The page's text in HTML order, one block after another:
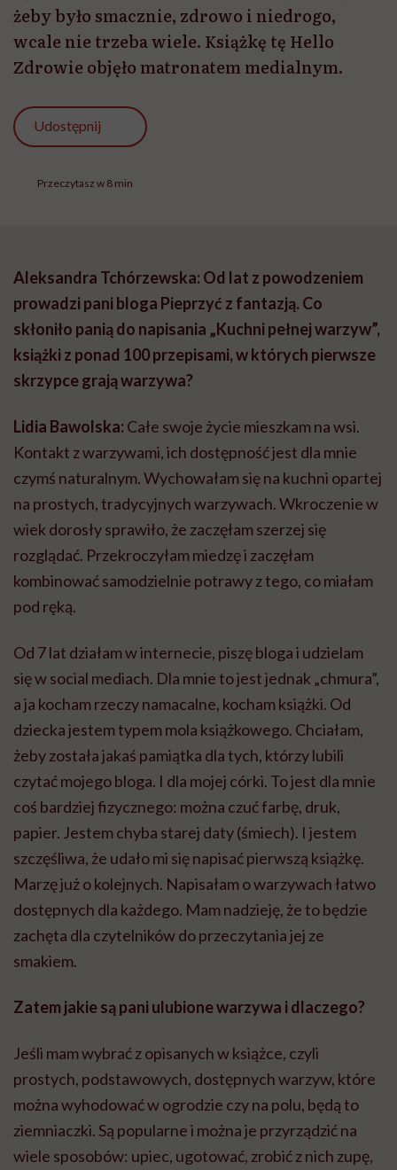
żeby było smacznie, zdrowo i niedrogo,
wcale nie trzeba wiele. Książkę tę Hello
Zdrowie objęło matronatem medialnym.
Udostępnij
Przeczytasz w 8 min
Aleksandra Tchórzewska: Od lat z powodzeniem
prowadzi pani bloga Pieprzyć z fantazją. Co
skłoniło panią do napisania „Kuchni pełnej warzyw”,
książki z ponad 100 przepisami, w których pierwsze
skrzypce grają warzywa?
Lidia Bawolska: Całe swoje życie mieszkam na wsi.
Kontakt z warzywami, ich dostępność jest dla mnie
czymś naturalnym. Wychowałam się na kuchni opartej
na prostych, tradycyjnych warzywach. Wkroczenie w
wiek dorosły sprawiło, że zaczęłam szerzej się
rozglądać. Przekroczyłam miedzę i zaczęłam
kombinować samodzielnie potrawy z tego, co miałam
pod ręką.
Od 7 lat działam w internecie, piszę bloga i udzielam
się w social mediach. Dla mnie to jest jednak „chmura”,
a ja kocham rzeczy namacalne, kocham książki. Od
dziecka jestem typem mola książkowego. Chciałam,
żeby została jakaś pamiątka dla tych, którzy lubili
czytać mojego bloga. I dla mojej córki. To jest dla mnie
coś bardziej fizycznego: można czuć farbę, druk,
papier. Jestem chyba starej daty (śmiech). I jestem
szczęśliwa, że udało mi się napisać pierwszą książkę.
Marzę już o kolejnych. Napisałam o warzywach łatwo
dostępnych dla każdego. Mam nadzieję, że to będzie
zachęta dla czytelników do przeczytania jej ze
smakiem.
Zatem jakie są pani ulubione warzywa i dlaczego?
Jeśli mam wybrać z opisanych w książce, czyli
prostych, podstawowych, dostępnych warzyw, które
można wyhodować w ogrodzie czy na polu, będą to
ziemniaczki. Są popularne i można je przyrządzić na
wiele sposobów: upiec, ugotować, zrobić z nich zupę,